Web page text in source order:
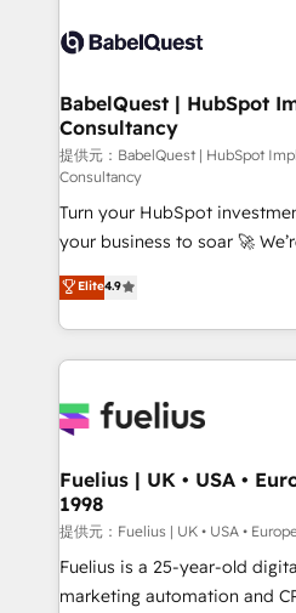
accreditations with HubSpot.
custom API integrations with
operations A little about us: • Boutique 'Elite' team of
12 • 150+ clients across
Service Hub, Data Hub and
27001:2022, ISO 9001:2015,
certified - the AI
our AI governance
Ready for the next step? Click the 👈 '𝗖𝗼𝗻𝘁𝗮𝗰𝘁
𝗯𝘂𝘀𝗶𝗻𝗲𝘀𝘀' button to get in
𝘳𝘦𝘴𝘱𝘰𝘯𝘴𝘪𝘷𝘦)
BabelQuest | HubSpot
Consultancy
提供元：BabelQuest | HubSpot
Consultancy
Turn your HubSpot
your business to soar 🚀 We’re a team of accredited
HubSpot experts ready to help you.
implement the platform into
environments, optimise
sure you can actually use it,
for you and execute it on HubSpot. We
framework, meaning we've
HubSpot and vetted by the
can support public sector
other ones listed in our profile. Our
HubSpot implementation - HubSpot CMS website
Elite4.9
Fuelius | UK • USA •
1998
提供元：Fuelius | UK • USA •
Fuelius is a 25-year-old
marketing automation and